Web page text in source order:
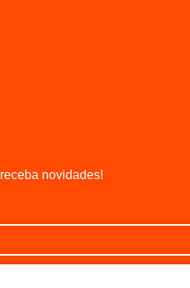
novidades!